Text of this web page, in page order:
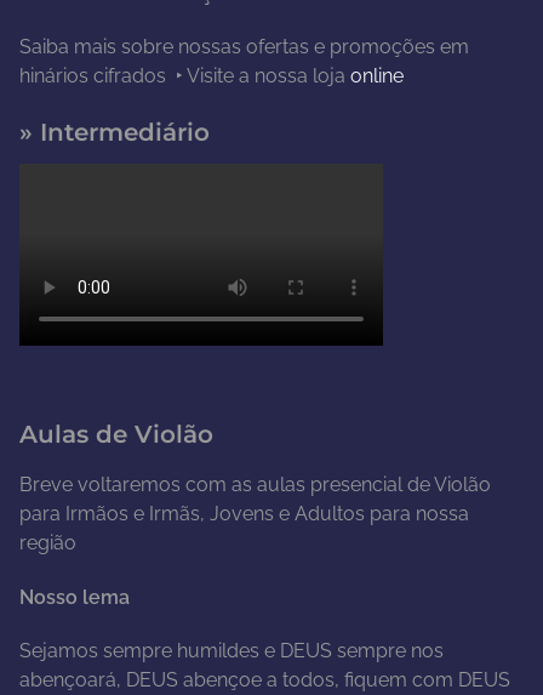
Saiba mais sobre nossas ofertas e promoções em
hinários cifrados ‣ Visite a nossa loja online
» Intermediário
Aulas de Violão
Breve voltaremos com as aulas presencial de Violão
para Irmãos e Irmãs, Jovens e Adultos para nossa
região
Nosso lema
Sejamos sempre humildes e DEUS sempre nos
abençoará, DEUS abençoe a todos, fiquem com DEUS